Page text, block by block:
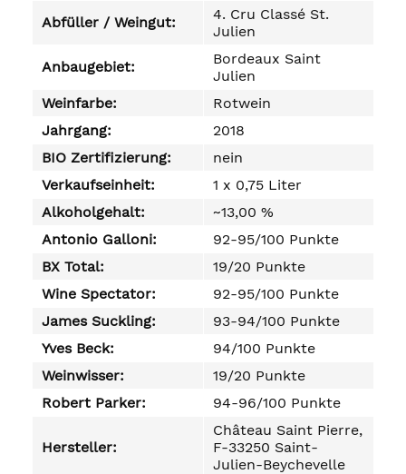
Abfüller / Weingut:
4. Cru Classé St.
Julien
Anbaugebiet:
Bordeaux Saint
Julien
Weinfarbe:
Rotwein
Jahrgang:
2018
BIO Zertifizierung:
nein
Verkaufseinheit:
1 x 0,75 Liter
Alkoholgehalt:
~13,00 %
Antonio Galloni:
92-95/100 Punkte
BX Total:
19/20 Punkte
Wine Spectator:
92-95/100 Punkte
James Suckling:
93-94/100 Punkte
Yves Beck:
94/100 Punkte
Weinwisser:
19/20 Punkte
Robert Parker:
94-96/100 Punkte
Hersteller:
Château Saint Pierre,
F-33250 Saint-
Julien-Beychevelle